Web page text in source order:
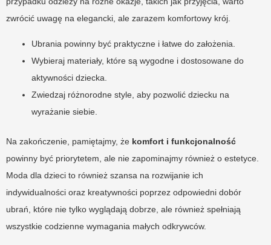
zwrócić uwagę na elegancki, ale zarazem komfortowy krój.
Ubrania powinny być praktyczne i łatwe do założenia.
Wybieraj materiały, które są wygodne i dostosowane do
aktywności dziecka.
Zwiedzaj różnorodne style, aby pozwolić dziecku na
wyrażanie siebie.
Na zakończenie, pamiętajmy, że komfort i funkcjonalność
powinny być priorytetem, ale nie zapominajmy również o estetyce.
Moda dla dzieci to również szansa na rozwijanie ich
indywidualności oraz kreatywności poprzez odpowiedni dobór
ubrań, które nie tylko wyglądają dobrze, ale również spełniają
wszystkie codzienne wymagania małych odkrywców.